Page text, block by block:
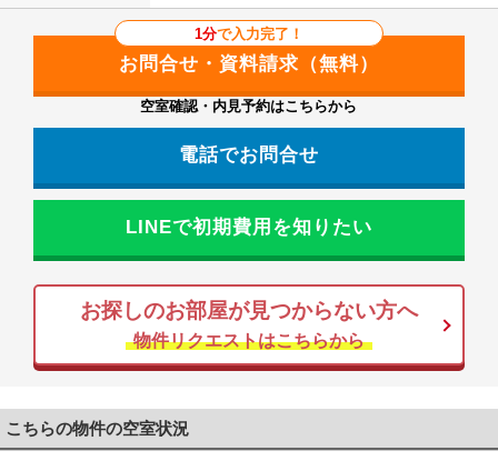
1分で入力完了！
空室確認・内見予約はこちらから
電話でお問合せ
LINEで初期費用を知りたい
お探しのお部屋が見つからない方へ
物件リクエストはこちらから
こちらの物件の空室状況